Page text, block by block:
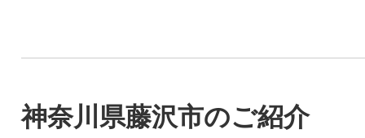
神奈川県藤沢市のご紹介